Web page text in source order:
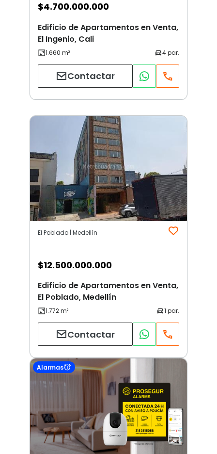
$4.700.000.000
Edificio de Apartamentos en Venta,
El Ingenio, Cali
Contactar
El Poblado | Medellín
$12.500.000.000
Edificio de Apartamentos en Venta,
El Poblado, Medellín
Contactar
Alarmas